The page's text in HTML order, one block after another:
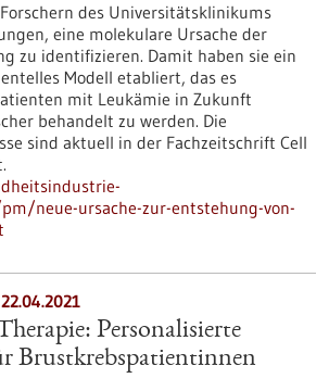
des Universitätsklinikums
eine molekulare Ursache der
zu identifizieren. Damit haben sie ein
Modell etabliert, das es
mit Leukämie in Zukunft
behandelt zu werden. Die
sind aktuell in der Fachzeitschrift Cell
neue-ursache-zur-entstehung-von-
Personalisierte
Brustkrebspatientinnen